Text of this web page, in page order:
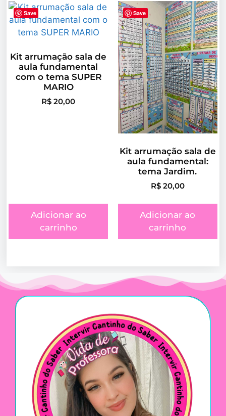
Save
Kit arrumação sala de
aula fundamental
com o tema SUPER
MARIO
R$ 20,00
Adicionar ao
carrinho
Save
Kit arrumação sala de
aula fundamental:
tema Jardim.
R$20,00
Adicionar ao
carrinho